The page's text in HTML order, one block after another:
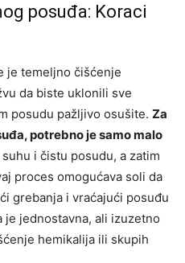
posuđa: Koraci
je temeljno čišćenje
da biste uklonili sve
posudu pažljivo osušite. Za
potrebno je samo malo
i čistu posudu, a zatim
proces omogućava soli da
grebanja i vraćajući posuđu
je jednostavna, ali izuzetno
hemikalija ili skupih